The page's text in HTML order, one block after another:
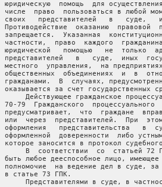
юридическую  помощь  для
числе  право  пользоваться в любой
своих   представителей   в   суде,
Противодействие  оказанию  правовой
запрещается.  Указанная
частности,  право  каждого
юридической   помощью   не  только
представителей   в   суде,  иных
местного  управления,  на
общественных  объединениях  и  в
гражданами.  В  случаях,
оказывается за счет государственных
Действующее гражданское
70-79  Гражданского
предусматривает,  что  граждане
или  через  представителей.  При
оформления   представительства   в
оформленной  доверенности  либо
которое заносится в протокол
В  соответствии  со  статьей 72
быть любое дееспособное лицо, имеющее
полномочие  на ведение дел в суде, за
в статье 73 ГПК.
Представителями в суде, в